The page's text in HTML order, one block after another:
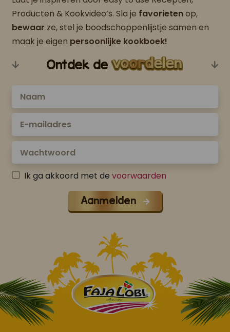
Producten & Kookvideo’s. Sla je favorietenop,
bewaar ze, stel je boodschappenlijstje samen en
maak je eigen persoonlijke kookboek!
Ontdek de
Ik ga akkoord met de voorwaarden
Aanmelden